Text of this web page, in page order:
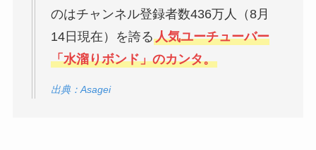
のはチャンネル登録者数436万人（8月
14日現在）を誇る人気ユーチューバー
「水溜りボンド」のカンタ。
出典：Asagei